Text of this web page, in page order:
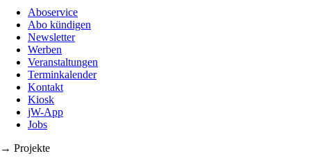
Aboservice
Abo kündigen
Newsletter
Werben
Veranstaltungen
Terminkalender
Kontakt
Kiosk
jW-App
Jobs
→ Projekte